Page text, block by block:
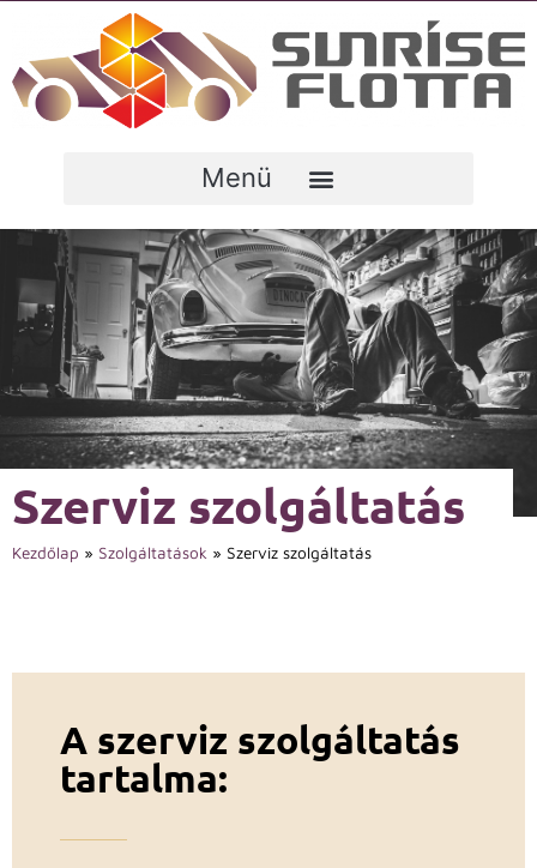
Szerviz szolgáltatás
Kezdőlap » Szolgáltatások » Szerviz szolgáltatás
A szerviz szolgáltatás
tartalma: